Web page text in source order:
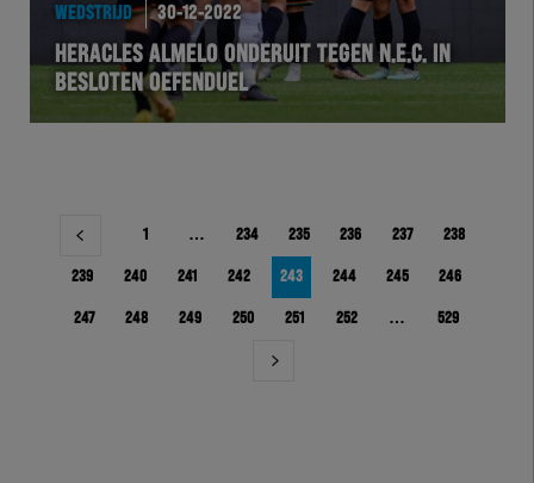
WEDSTRIJD 30-12-2022
HERACLES ALMELO ONDERUIT TEGEN N.E.C. IN
BESLOTEN OEFENDUEL
Berichtnavigatie
1 … 234 235 236 237 238
239 240 241 242 243 244 245 246
247 248 249 250 251 252 … 529